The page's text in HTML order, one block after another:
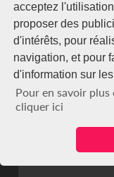
acceptez
proposer des
d'intérêts, pour
navigation, et pour
d'information sur
Pour en savoir
cliquer ici
+225 07 08
NEWSLETTER
Restez connecté
S'abonner
Se